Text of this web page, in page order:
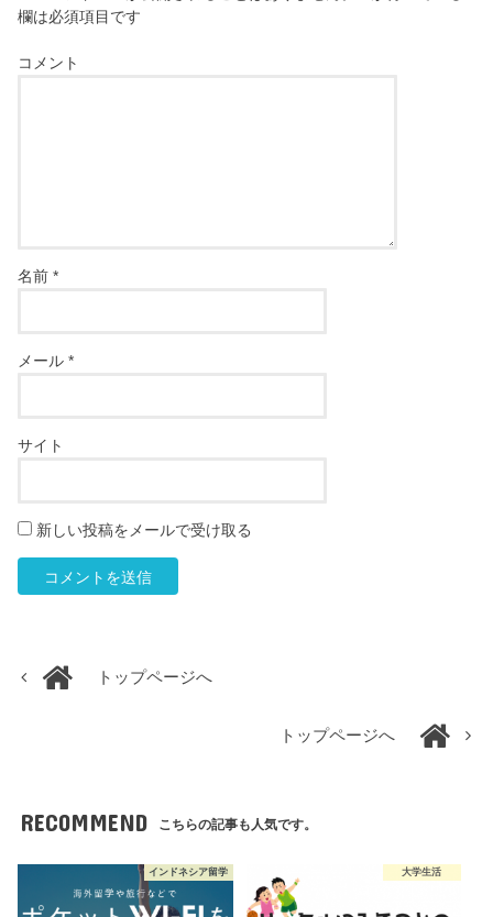
欄は必須項目です
コメント
名前*
メール*
サイト
新しい投稿をメールで受け取る
トップページへ
トップページへ
RECOMMEND こちらの記事も人気です。
インドネシア留学 大学生活